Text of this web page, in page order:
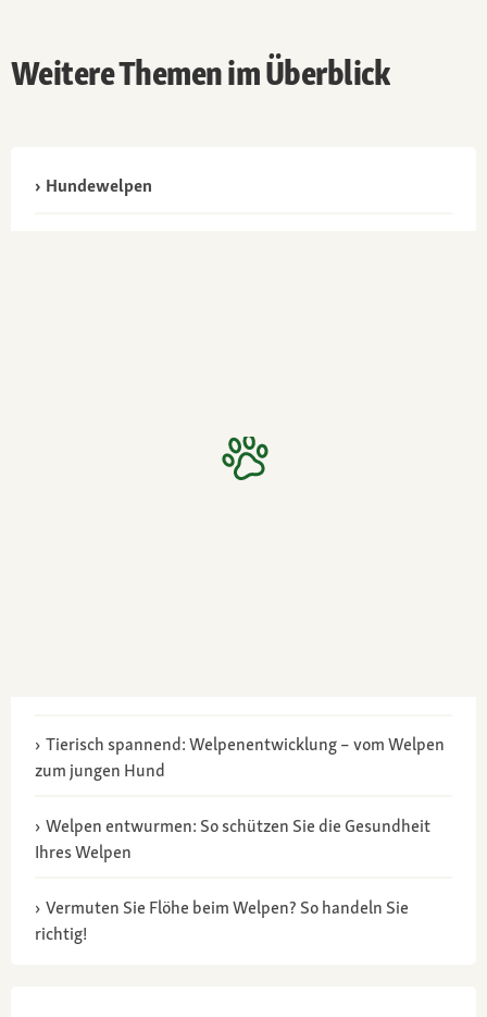
Weitere Themen im Überblick
Hundewelpen
Tierisch spannend: Welpenentwicklung – vom Welpen
zum jungen Hund
Welpen entwurmen: So schützen Sie die Gesundheit
Ihres Welpen
Vermuten Sie Flöhe beim Welpen? So handeln Sie
richtig!